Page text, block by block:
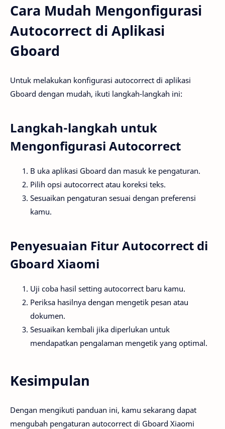
Cara Mudah Mengonfigurasi
Autocorrect di Aplikasi
Gboard
Untuk melakukan konfigurasi autocorrect di aplikasi
Gboard dengan mudah, ikuti langkah-langkah ini:
Langkah-langkah untuk
Mengonfigurasi Autocorrect
B uka aplikasi Gboard dan masuk ke pengaturan.
Pilih opsi autocorrect atau koreksi teks.
Sesuaikan pengaturan sesuai dengan preferensi
kamu.
Penyesuaian Fitur Autocorrect di
Gboard Xiaomi
Uji coba hasil setting autocorrect baru kamu.
Periksa hasilnya dengan mengetik pesan atau
dokumen.
Sesuaikan kembali jika diperlukan untuk
mendapatkan pengalaman mengetik yang optimal.
Kesimpulan
Dengan mengikuti panduan ini, kamu sekarang dapat
mengubah pengaturan autocorrect di Gboard Xiaomi